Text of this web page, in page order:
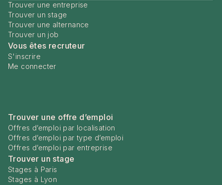
Trouver une entreprise
Trouver un stage
Trouver une alternance
Trouver un job
Vous êtes recruteur
S'inscrire
Me connecter
Trouver une offre d’emploi
Offres d’emploi par localisation
Offres d’emploi par type d’emploi
Offres d’emploi par entreprise
Trouver un stage
Stages à Paris
Stages à Lyon